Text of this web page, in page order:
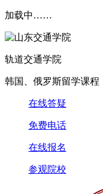
加载中……
轨道交通学院
韩国、俄罗斯留学课程
在线答疑
免费电话
在线报名
参观院校